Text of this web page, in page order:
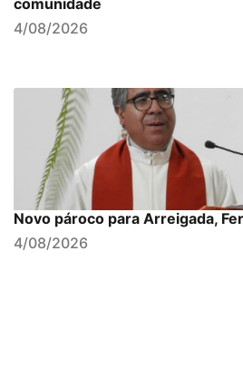
comunidade
4/08/2026
Novo pároco para Arreigada,
4/08/2026